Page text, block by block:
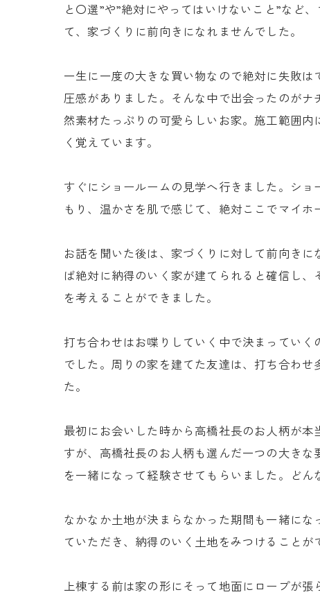
と〇選”や”絶対にやってはいけないこと”など
て、家づくりに前向きになれませんでした。
一生に一度の大きな買い物なので絶対に失敗
圧感がありました。そんな中で出会ったのが
然素材たっぷりの可愛らしいお家。施工範囲
く覚えています。
すぐにショールームの見学へ行きました。ショ
もり、温かさを肌で感じて、絶対ここでマイホ
お話を聞いた後は、家づくりに対して前向き
ば絶対に納得のいく家が建てられると確信し
を考えることができました。
打ち合わせはお喋りしていく中で決まってい
でした。周りの家を建てた友達は、打ち合わ
た。
最初にお会いした時から高橋社長のお人柄が
すが、高橋社長のお人柄も選んだ一つの大き
を一緒になって経験させてもらいました。ど
なかなか土地が決まらなかった期間も一緒に
ていただき、納得のいく土地をみつけることが
上棟する前は家の形にそって地面にロープが